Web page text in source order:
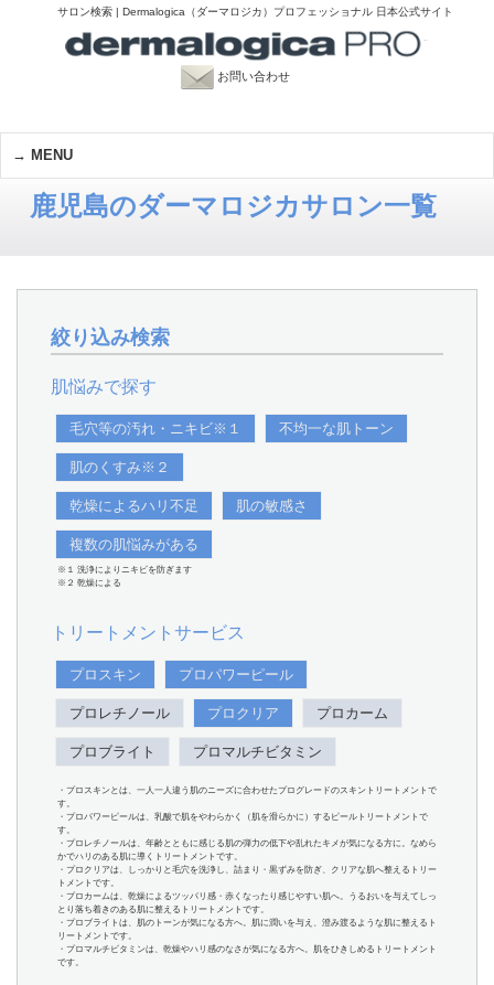
サロン検索 | Dermalogica（ダーマロジカ）プロフェッショナル 日本公式サイト
お問い合わせ
MENU
鹿児島のダーマロジカサロン一覧
絞り込み検索
肌悩みで探す
毛穴等の汚れ・ニキビ※１ 不均一な肌トーン
肌のくすみ※２
乾燥によるハリ不足 肌の敏感さ
複数の肌悩みがある
※１ 洗浄によりニキビを防ぎます
※２ 乾燥による
トリートメントサービス
プロスキン プロパワーピール
プロレチノール プロクリア プロカーム
プロブライト プロマルチビタミン
・プロスキンとは、一人一人違う肌のニーズに合わせたプログレードのスキントリートメントで
す。
・プロパワーピールは、乳酸で肌をやわらかく（肌を滑らかに）するピールトリートメントで
す。
・プロレチノールは、年齢とともに感じる肌の弾力の低下や乱れたキメが気になる方に。なめら
かでハリのある肌に導くトリートメントです。
・プロクリアは、しっかりと毛穴を洗浄し、詰まり・黒ずみを防ぎ、クリアな肌へ整えるトリー
トメントです。
・プロカームは、乾燥によるツッパリ感・赤くなったり感じやすい肌へ。うるおいを与えてしっ
とり落ち着きのある肌に整えるトリートメントです。
・プロブライトは、肌のトーンが気になる方へ。肌に潤いを与え、澄み渡るような肌に整えるト
リートメントです。
・プロマルチビタミンは、乾燥やハリ感のなさが気になる方へ。肌をひきしめるトリートメント
です。